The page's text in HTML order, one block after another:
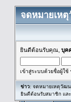
จดหมายเห
ยินดีต้อนรับคุณ, บุค
เข้าสู่ระบบด้วยชื่อผู้ใช้
ข่าว: จดหมายเหตุวัฒน
ยินดีต้อนรับสมาชิก แล